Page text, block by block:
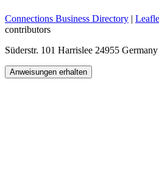
Connections Business Directory |
contributors
Süderstr. 101 Harrislee 24955 Germany
Anweisungen erhalten